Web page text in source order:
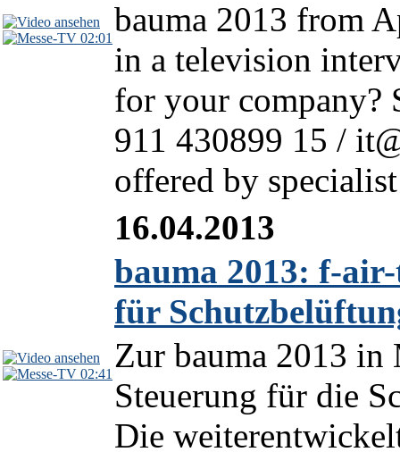
02:01 bauma 2013 from
in a television
for your company?
911 430899 15 /
offered by
02:41
16.04.2013
bauma 2013: f-
für
Zur bauma 2013 in
Steuerung für die
Die